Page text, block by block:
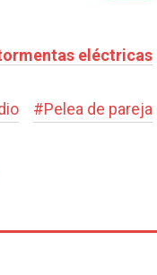
eléctricas
#Pelea de pareja